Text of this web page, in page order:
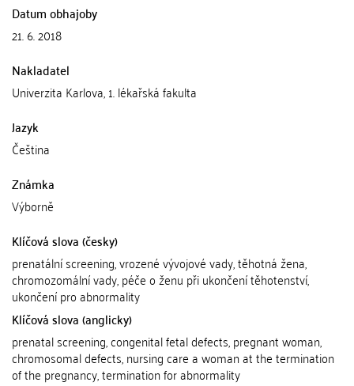
Datum obhajoby
21. 6. 2018
Nakladatel
Univerzita Karlova, 1. lékařská fakulta
Jazyk
Čeština
Známka
Výborně
Klíčová slova (česky)
prenatální screening, vrozené vývojové vady, těhotná žena,
chromozomální vady, péče o ženu při ukončení těhotenství,
ukončení pro abnormality
Klíčová slova (anglicky)
prenatal screening, congenital fetal defects, pregnant woman,
chromosomal defects, nursing care a woman at the termination
of the pregnancy, termination for abnormality